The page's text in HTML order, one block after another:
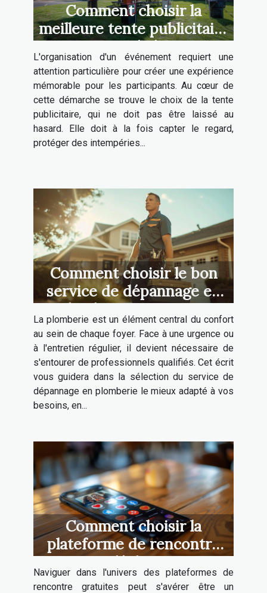
Comment choisir la
meilleure tente publicitaire
pour votre événement
L'organisation d'un événement requiert une
attention particulière pour créer une expérience
mémorable pour les participants. Au cœur de
cette démarche se trouve le choix de la tente
publicitaire, qui ne doit pas être laissé au
hasard. Elle doit à la fois capter le regard,
protéger des intempéries...
Comment choisir le bon
service de dépannage en
plomberie pour votre
maison
La plomberie est un élément central du confort
au sein de chaque foyer. Face à une urgence ou
à l'entretien régulier, il devient nécessaire de
s'entourer de professionnels qualifiés. Cet écrit
vous guidera dans la sélection du service de
dépannage en plomberie le mieux adapté à vos
besoins, en...
Comment choisir la
plateforme de rencontre
gratuite idéale pour vous
Naviguer dans l'univers des plateformes de
rencontre gratuites peut s'avérer être un